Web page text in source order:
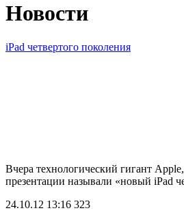
Новости
iPad четвертого поколения
Вчера технологический гигант
презентации называли «новый iPad
24.10.12 13:16 323